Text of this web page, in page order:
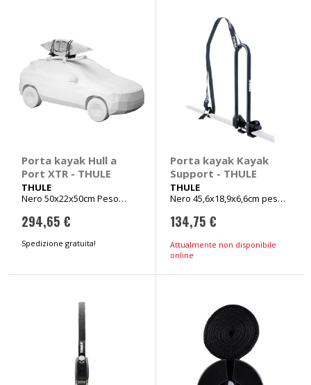
Porta kayak Hull a
Port XTR - THULE
THULE
Nero 50x22x50cm Peso
294,65 €
Spedizione gratuita!
Porta kayak Kayak
Support - THULE
THULE
Nero 45,6x18,9x6,6cm peso
134,75 €
Attualmente non disponibile
online